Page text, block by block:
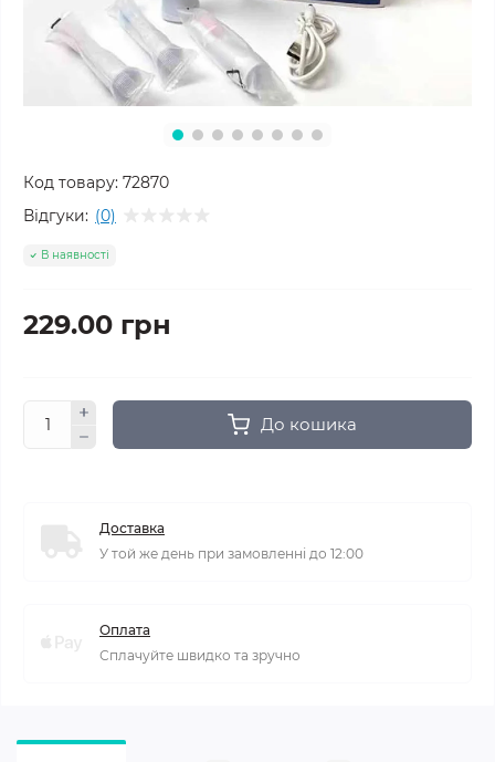
Код товару: 72870
Відгуки: (0)
В наявності
229.00 грн
До кошика
Доставка
У той же день при замовленні до 12:00
Оплата
Сплачуйте швидко та зручно